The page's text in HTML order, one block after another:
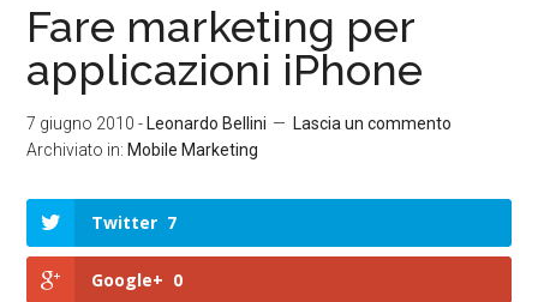
Fare marketing per
applicazioni iPhone
7 giugno 2010 - Leonardo Bellini
Lascia un commento
Archiviato in: Mobile Marketing
Twitter 7
Google+ 0